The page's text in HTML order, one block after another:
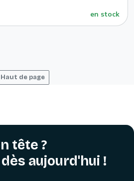
en stock
Haut de page
tête ?
aujourd'hui !